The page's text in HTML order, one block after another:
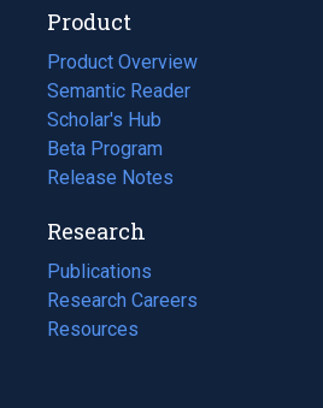
Product
Product Overview
Semantic Reader
Scholar's Hub
Beta Program
Release Notes
Research
Publications
(opens
in
a
Research Careers
(opens
in
Resources
(opens